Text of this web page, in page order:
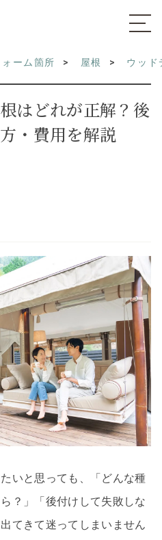
ォーム箇所 屋根 ウッド
はどれが正解？後
・費用を解説
いと思っても、「どんな種
？」「後付けして失敗しな
てきて迷ってしまいません